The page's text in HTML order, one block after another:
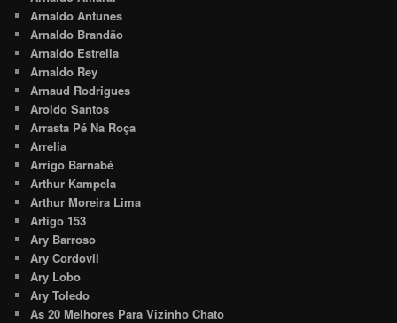
Arnaldo Antunes
Arnaldo Brandão
Arnaldo Estrella
Arnaldo Rey
Arnaud Rodrigues
Aroldo Santos
Arrasta Pé Na Roça
Arrelia
Arrigo Barnabé
Arthur Kampela
Arthur Moreira Lima
Artigo 153
Ary Barroso
Ary Cordovil
Ary Lobo
Ary Toledo
As 20 Melhores Para Vizinho Chato